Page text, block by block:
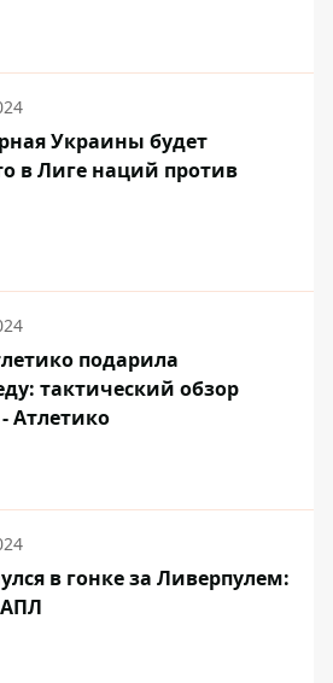
Украины будет
в Лиге наций против
подарила
тактический обзор
Атлетико
в гонке за Ливерпулем:
АПЛ